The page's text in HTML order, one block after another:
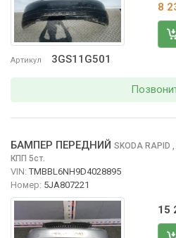
Артикул 3GS11G501
8
БАМПЕР ПЕРЕДНИЙ SKODA RAPID
КПП 5ст.
VIN: TMBBL6NH9D4028895
Номер: 5JA807221
15